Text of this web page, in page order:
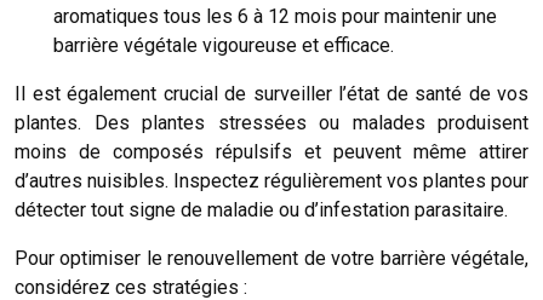
aromatiques tous les 6 à 12 mois pour maintenir une
barrière végétale vigoureuse et efficace.
Il est également crucial de surveiller l’état de santé de vos
plantes. Des plantes stressées ou malades produisent
moins de composés répulsifs et peuvent même attirer
d’autres nuisibles. Inspectez régulièrement vos plantes pour
détecter tout signe de maladie ou d’infestation parasitaire.
Pour optimiser le renouvellement de votre barrière végétale,
considérez ces stratégies :